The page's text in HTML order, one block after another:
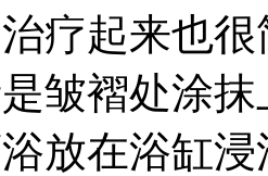
疗起来也
皱褶处涂
放在浴缸